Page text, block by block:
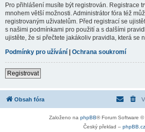
Pro přihlášení musíte být registrován. Registrace
mnohem větší možnosti. Administrátor fóra též
registrovaným uživatelům. Před registrací se
s našimi podmínkami pro použití a s dalšími
ujistěte, že si přečtete jakákoliv pravidla, která se
Podmínky pro užívání | Ochrana soukromí
Registrovat
Obsah fóra
Založeno na phpBB® Forum Software ©
Český překlad – phpBB.cz